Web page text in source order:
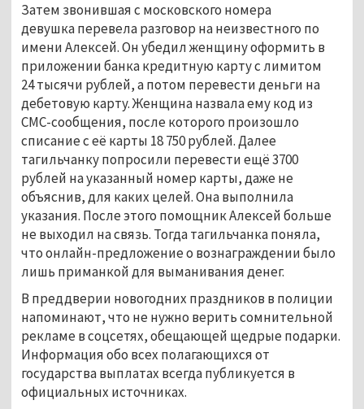
Затем звонившая с московского номера
девушка перевела разговор на неизвестного по
имени Алексей. Он убедил женщину оформить в
приложении банка кредитную карту с лимитом
24 тысячи рублей, а потом перевести деньги на
дебетовую карту. Женщина назвала ему код из
СМС-сообщения, после которого произошло
списание с её карты 18 750 рублей. Далее
тагильчанку попросили перевести ещё 3700
рублей на указанный номер карты, даже не
объяснив, для каких целей. Она выполнила
указания. После этого помощник Алексей больше
не выходил на связь. Тогда тагильчанка поняла,
что онлайн-предложение о вознаграждении было
лишь приманкой для выманивания денег.
В преддверии новогодних праздников в полиции
напоминают, что не нужно верить сомнительной
рекламе в соцсетях, обещающей щедрые подарки.
Информация обо всех полагающихся от
государства выплатах всегда публикуется в
официальных источниках.